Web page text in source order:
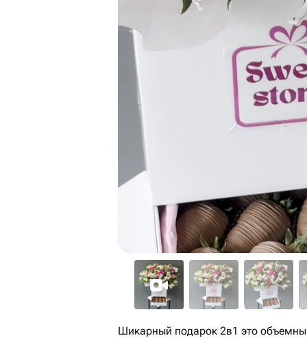
Шикарный подарок 2в1 это